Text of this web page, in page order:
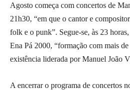
Agosto começa com concertos de
21h30, “em que o cantor e
folk e o punk”. Segue-se, às 23
Ena Pá 2000, “formação com mais
existência liderada por Manuel João
A encerrar o programa de concertos